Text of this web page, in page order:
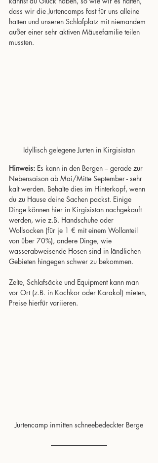
dass wir die Jurtencamps fast für uns alleine
hatten und unseren Schlafplatz mit niemandem
außer einer sehr aktiven Mäusefamilie teilen
mussten.
Idyllisch gelegene Jurten in Kirgisistan
Hinweis: Es kann in den Bergen – gerade zur
Nebensaison ab Mai/Mitte September - sehr
kalt werden. Behalte dies im Hinterkopf, wenn
du zu Hause deine Sachen packst. Einige
Dinge können hier in Kirgisistan nachgekauft
werden, wie z.B. Handschuhe oder
Wollsocken (für je 1 € mit einem Wollanteil
von über 70%), andere Dinge, wie
wasserabweisende Hosen sind in ländlichen
Gebieten hingegen schwer zu bekommen.
Zelte, Schlafsäcke und Equipment kann man
vor Ort (z.B. in Kochkor oder Karakol) mieten,
Preise hierfür variieren.
Jurtencamp inmitten schneebedeckter Berge